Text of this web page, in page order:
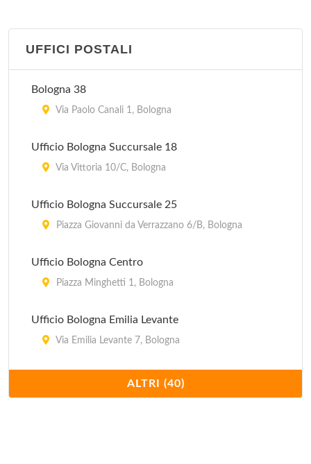
piazza Guglielmo Marconi 1, Castiglione dei Pepoli
UFFICI POSTALI
Bologna 38
Via Paolo Canali 1, Bologna
Ufficio Bologna Succursale 18
Via Vittoria 10/C, Bologna
Ufficio Bologna Succursale 25
Piazza Giovanni da Verrazzano 6/B, Bologna
Ufficio Bologna Centro
Piazza Minghetti 1, Bologna
Ufficio Bologna Emilia Levante
Via Emilia Levante 7, Bologna
Ufficio Bologna Emilia Ponente
Via Aurelio Saffi 30/32, Bologna
ALTRI (40)